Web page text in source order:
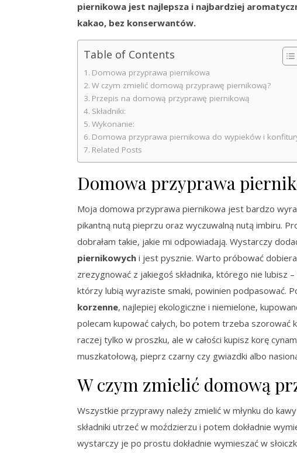
piernikowa jest najlepsza i najbardziej
kakao, bez konserwantów.
Table of Contents
Domowa przyprawa piernikowa
W czym zmielić domową przyprawę piernikową?
Przepis na domową przyprawę piernikową
Składniki:
Wykonanie:
Domowa przyprawa piernikowa do wypieków i
Related Posts
Domowa przyprawa
Moja domowa przyprawa piernikowa jest bardzo
pikantną nutą pieprzu oraz wyczuwalną nutą imbiru.
dobrałam takie, jakie mi odpowiadają. Wystarczy
piernikowych i jest pysznie. Warto próbować
zrezygnować z jakiegoś składnika, którego nie lubisz
którzy lubią wyraziste smaki, powinien podpasować.
korzenne, najlepiej ekologiczne i niemielone,
polecam kupować całych, bo potem trzeba szorować
raczej tylko w proszku, ale w całości kupisz korę
muszkatołową, pieprz czarny czy gwiazdki albo
W czym zmielić domową
Wszystkie przyprawy należy zmielić w młynku do
składniki utrzeć w moździerzu i potem dokładnie
wystarczy je po prostu dokładnie wymieszać w